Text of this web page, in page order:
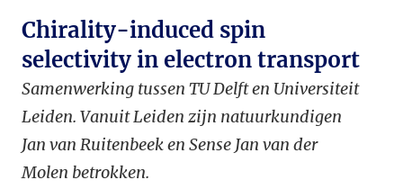
Chirality-induced spin
selectivity in electron transport
Samenwerking tussen TU Delft en Universiteit
Leiden. Vanuit Leiden zijn natuurkundigen
Jan van Ruitenbeek en Sense Jan van der
Molen betrokken.